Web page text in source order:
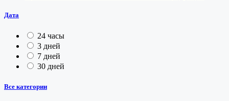
Дата
24 часы
3 дней
7 дней
30 дней
Все категории